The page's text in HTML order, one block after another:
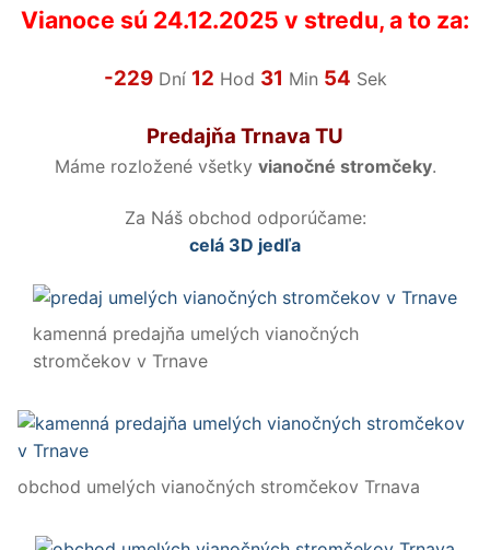
Vianoce sú 24.12.2025 v stredu, a to za:
-229 Dní 12 Hod 31 Min 53 Sek
Predajňa Trnava TU
Máme rozložené všetky vianočné stromčeky.
Za Náš obchod odporúčame:
celá 3D jedľa
kamenná predajňa umelých vianočných
stromčekov v Trnave
obchod umelých vianočných stromčekov Trnava